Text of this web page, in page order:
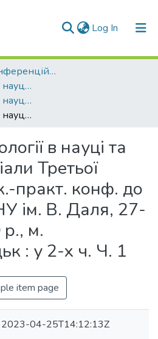
Log In (current)
Матеріали конференцій та семінарів
Сучасні технології в науці та освіті
Сучасні технології в науці та освіті, 27-28 лют. 2020 р., у 2-х ч. Ч. 1
Сучасні технології в науці та освіті : матеріали Третьої Міжнар. наук.-практ. конф. до 100-річчя СНУ ім. В. Даля, 27-28 лют. 2020 р., м. Сєвєродонецьк : у 2-х ч. Ч. 1
в науці та
Третьої
практ. конф. до
ім. В. Даля, 27-
м.
: у 2-х ч. Ч. 1
item page
2023-04-25T14:12:13Z